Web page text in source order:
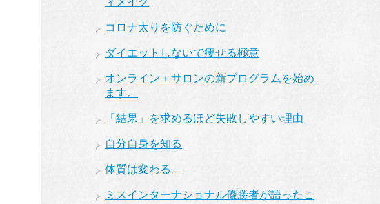
コロナ太りを防ぐために
ダイエットしないで痩せる極意
オンライン＋サロンの新プログラムを始め
ます。
「結果」を求めるほど失敗しやすい理由
自分自身を知る
体質は変わる。
ミスインターナショナル優勝者が語ったこ